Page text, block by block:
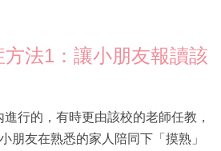
法1：讓小朋友報讀該
行的，有時更由該校的老師任教，
朋友在熟悉的家人陪同下「摸熟」